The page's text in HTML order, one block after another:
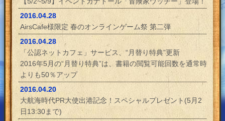
2016.04.28
AirsCafe様限定 春のオンラインゲーム祭 第二弾
2016.04.28
「公認ネットカフェ」サービス、“月替り特典”更新
2016年5月の“月替り特典”は、書籍の閲覧可能回数を通常時
よりも50％アップ
2016.04.20
大航海時代PR大使出港記念！スペシャルプレゼント(5月2
日13:30まで)